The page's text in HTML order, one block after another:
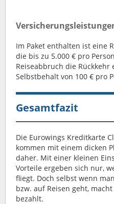
Im Paket enthalten ist eine
die bis zu 5.000 € pro
Reiseabbruch die
Selbstbehalt von 100 € pro
Gesamtfazit
Die Eurowings Kreditkarte
kommen mit einem dicken
daher. Mit einer kleinen
Vorteile ergeben sich nur,
fliegt. Doch selbst wenn
bzw. auf Reisen geht,
bezahlt.